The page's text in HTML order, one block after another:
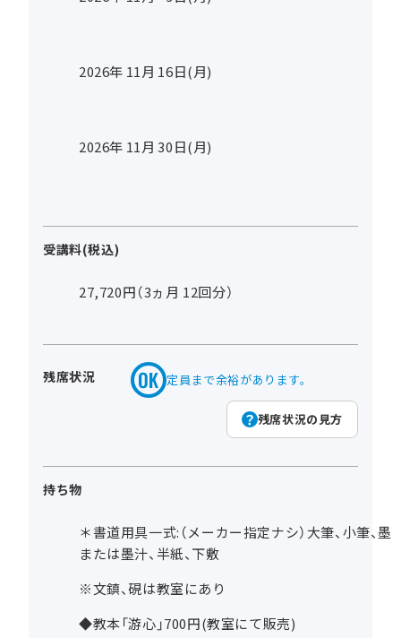
2026年 11月 16日(月)
2026年 11月 30日(月)
受講料(税込)
27,720円（3ヵ月 12回分）
残席状況 定員まで余裕があります。
残席状況の見方
持ち物
＊書道用具一式:（メーカー指定ナシ）大筆、小筆、墨
または墨汁、半紙、下敷
※文鎮、硯は教室にあり
◆教本「游心」700円(教室にて販売)